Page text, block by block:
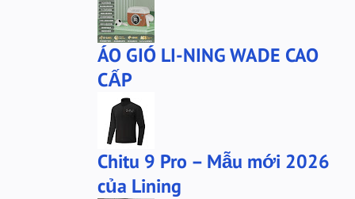
tất nanjiren
Áo khoác 361
áo anta
áo cartelo
áo khoác adidas
ÁO GIÓ LI-NING WADE CAO
CẤP
Chitu 9 Pro – Mẫu mới 2026
của Lining